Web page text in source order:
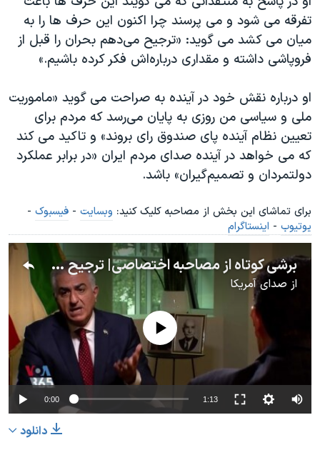
تفرقه می شود و می پرسند چرا اکنون این حرف ها را به
میان می کشد می گوید: «ترجیح می‌دهم بحران را قبل از
فروپاشی داشته و مقداری درباره‌اش فکر کرده باشیم.»
او درباره نقش خود در آینده به صراحت می گوید «ماموریت
ملی و سیاسی من روزی به پایان می‌رسد که مردم برای
تعیین نظام آینده پای صندوق رای بروند» و تاکید می کند
که می خواهد در آینده صدای مردم ایران «در برابر عملکرد
دولتمردان و تصمیم‌گیران» باشد.
برای تماشای این بخش از مصاحبه کلیک کنید: وبسایت - فیسبوک -
یوتیوب - اینستاگرام
برشی کوتاه از مصاحبه اختصاصی| ترجیح شاهزاده رضا پهلوی جمهوری است یا پادشاهی انتخابی؟
از صدای آمریکا
No media source currently available
0:00 1:13
دانلود